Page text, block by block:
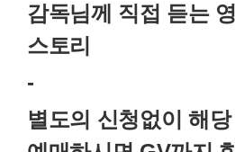
감독님께 직접 듣는
스토리
-
별도의 신청없이 해